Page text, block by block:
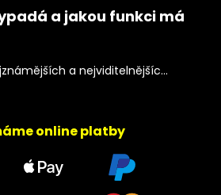
a jakou funkci má
a nejviditelnějšíc...
online platby